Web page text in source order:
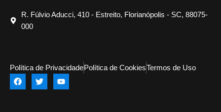
R. Fúlvio Aducci, 410 - Estreito, Florianópolis - SC, 88075-
000
Política de PrivacidadePolítica de CookiesTermos de Uso